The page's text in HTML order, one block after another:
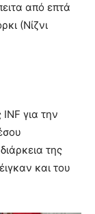
από επτά
(Νίζνι
για την
της
και του